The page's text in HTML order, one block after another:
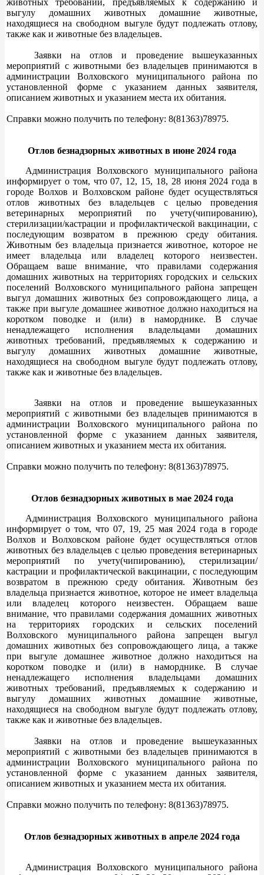
выгулу домашних животных домашние животные,
находящиеся на свободном выгуле будут подлежать отлову,
также как и животные без владельцев.
Заявки на отлов и проведение вышеуказанных
мероприятий с животными без владельцев принимаются в
администрации Волховского муниципального района по
установленной форме с указанием данных заявителя,
описанием животных и указанием места их обитания.
Справки можно получить по телефону: 8(81363)78975.
Отлов безнадзорных животных в июне 2024 года
Администрация Волховского муниципального района
информирует о том, что 07, 12, 15, 18, 28 июня 2024 года в
городе Волхов и Волховском районе будет осуществляться
отлов животных без владельцев с целью проведения
ветеринарных мероприятий по учету(чипированию),
стерилизации/кастрации и профилактической вакцинации, с
последующим возвратом в прежнюю среду обитания.
Животным без владельца признается животное, которое не
имеет владельца или владелец которого неизвестен.
Обращаем ваше внимание, что правилами содержания
домашних животных на территориях городских и сельских
поселений Волховского муниципального района запрещен
выгул домашних животных без сопровождающего лица, а
также при выгуле домашнее животное должно находиться на
коротком поводке и (или) в наморднике. В случае
ненадлежащего исполнения владельцами домашних
животных требований, предъявляемых к содержанию и
выгулу домашних животных домашние животные,
находящиеся на свободном выгуле будут подлежать отлову,
также как и животные без владельцев.
Заявки на отлов и проведение вышеуказанных
мероприятий с животными без владельцев принимаются в
администрации Волховского муниципального района по
установленной форме с указанием данных заявителя,
описанием животных и указанием места их обитания.
Справки можно получить по телефону: 8(81363)78975.
Отлов безнадзорных животных в мае 2024 года
Администрация Волховского муниципального района
информирует о том, что 07, 19, 25 мая 2024 года в городе
Волхов и Волховском районе будет осуществляться отлов
животных без владельцев с целью проведения ветеринарных
мероприятий по учету(чипированию), стерилизации/
кастрации и профилактической вакцинации, с последующим
возвратом в прежнюю среду обитания. Животным без
владельца признается животное, которое не имеет владельца
или владелец которого неизвестен. Обращаем ваше
внимание, что правилами содержания домашних животных
на территориях городских и сельских поселений
Волховского муниципального района запрещен выгул
домашних животных без сопровождающего лица, а также
при выгуле домашнее животное должно находиться на
коротком поводке и (или) в наморднике. В случае
ненадлежащего исполнения владельцами домашних
животных требований, предъявляемых к содержанию и
выгулу домашних животных домашние животные,
находящиеся на свободном выгуле будут подлежать отлову,
также как и животные без владельцев.
Заявки на отлов и проведение вышеуказанных
мероприятий с животными без владельцев принимаются в
администрации Волховского муниципального района по
установленной форме с указанием данных заявителя,
описанием животных и указанием места их обитания.
Справки можно получить по телефону: 8(81363)78975.
Отлов безнадзорных животных в апреле 2024 года
Администрация Волховского муниципального района